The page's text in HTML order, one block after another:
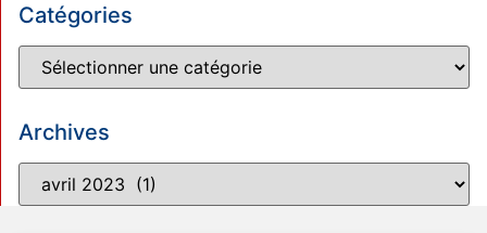
Catégories
Archives